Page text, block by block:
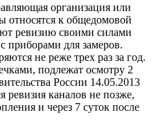
организация или
к общедомовой
ревизию своими силами
приборами для замеров.
не реже трех раз за год.
подлежат осмотру 2
России 14.05.2013
ревизия каналов не позже,
и через 7 суток после